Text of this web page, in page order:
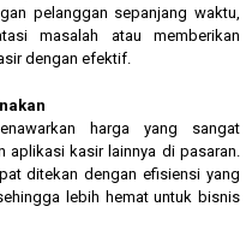
pelanggan sepanjang waktu,
masalah atau memberikan
dengan efektif.
harga yang sangat
aplikasi kasir lainnya di pasaran.
ditekan dengan efisiensi yang
lebih hemat untuk bisnis